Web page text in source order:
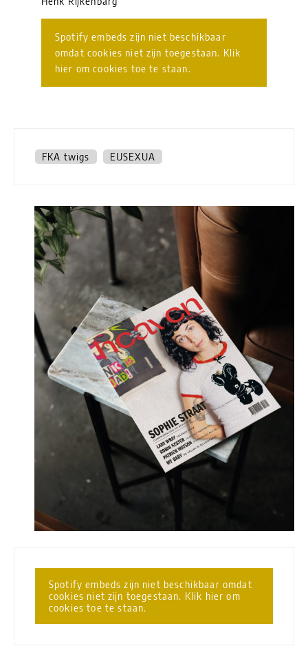
Spotify embeds zijn niet beschikbaar
omdat cookies niet zijn toegestaan. Klik
hier om cookies toe te staan.
FKA twigs EUSEXUA
Spotify embeds zijn niet beschikbaar omdat
cookies niet zijn toegestaan. Klik hier om
cookies toe te staan.